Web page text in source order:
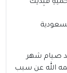
فَبِذَلِكَ
صيام شهر
الله عن سبب